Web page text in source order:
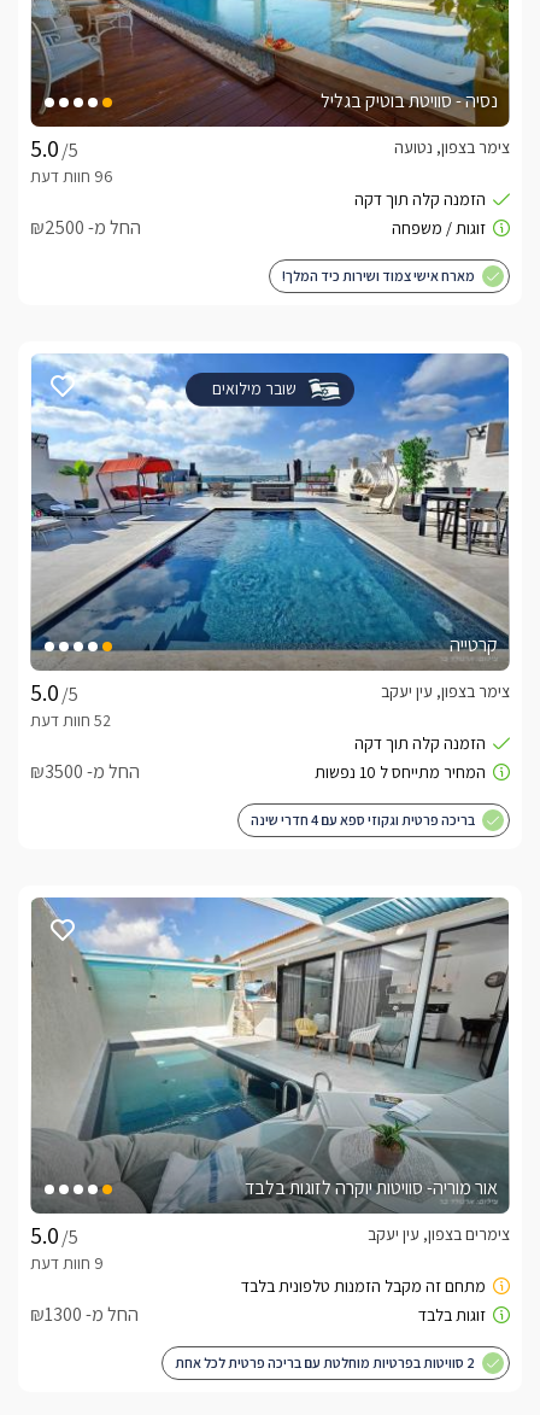
נסיה - סוויטת בוטיק בגליל
/5
צימר בצפון, נטועה
החל מ- ₪2500
מארח אישי צמוד ושירות כיד המלך!
שובר מילואים
קרטייה
/5
צימר בצפון, עין יעקב
החל מ- ₪3500
בריכה פרטית וגקוזי ספא עם 4 חדרי שינה
אור מוריה- סוויטות יוקרה לזוגות בלבד
/5
צימרים בצפון, עין יעקב
החל מ- ₪1300
2 סוויטות בפרטיות מוחלטת עם בריכה פרטית לכל אחת